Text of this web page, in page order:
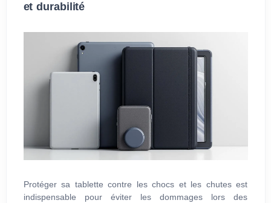
et durabilité
Protéger sa tablette contre les chocs et les chutes est
indispensable pour éviter les dommages lors des